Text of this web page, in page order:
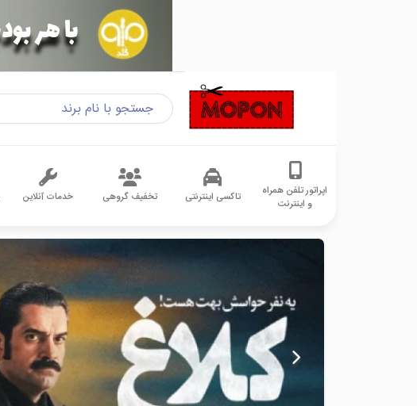
اپراتور تلفن همراه
و اینترنت
تاکسی اینترنتی تخفیف گروهی خدمات آنلاین